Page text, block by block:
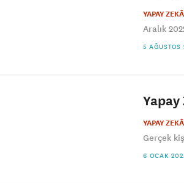
YAPAY ZEKÂ
Aralık
5
YAPAY ZEKÂ
Gerçek
6 OCAK